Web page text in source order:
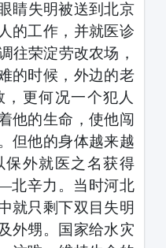
睛失明被送到北京
的工作，并就医诊
往荣淀劳改农场，
的时候，外边的老
更何况一个犯人
他的生命，使他闯
但他的身体越来越
保外就医之名获得
北辛力。当时河北
就只剩下双目失明
外甥。国家给水灾